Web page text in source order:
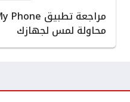
محاولة لمس لجهازك